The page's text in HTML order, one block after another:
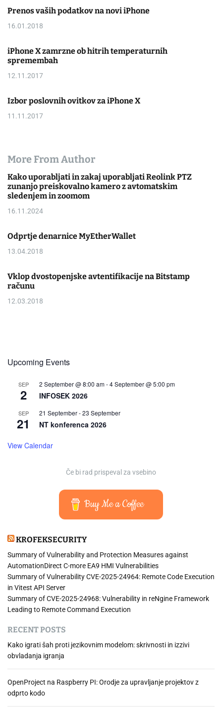
Prenos vaših podatkov na novi iPhone
16.01.2018
iPhone X zamrzne ob hitrih temperaturnih
spremembah
12.11.2017
Izbor poslovnih ovitkov za iPhone X
11.11.2017
More From Author
Kako uporabljati in zakaj uporabljati Reolink PTZ
zunanjo preiskovalno kamero z avtomatskim
sledenjem in zoomom
16.11.2024
Odprtje denarnice MyEtherWallet
13.04.2018
Vklop dvostopenjske avtentifikacije na Bitstamp
računu
12.03.2018
Upcoming Events
SEP
2
2 September @ 8:00 am-4 September @ 5:00 pm
INFOSEK 2026
SEP
21
21 September-23 September
NT konferenca 2026
View Calendar
Če bi rad prispeval za vsebino
Buy Me a Coffee
KROFEKSECURITY
Summary of Vulnerability and Protection Measures against
AutomationDirect C-more EA9 HMI Vulnerabilities
Summary of Vulnerability CVE-2025-24964: Remote Code Execution
in Vitest API Server
Summary of CVE-2025-24968: Vulnerability in reNgine Framework
Leading to Remote Command Execution
RECENT POSTS
Kako igrati šah proti jezikovnim modelom: skrivnosti in izzivi
obvladanja igranja
OpenProject na Raspberry PI: Orodje za upravljanje projektov z
odprto kodo